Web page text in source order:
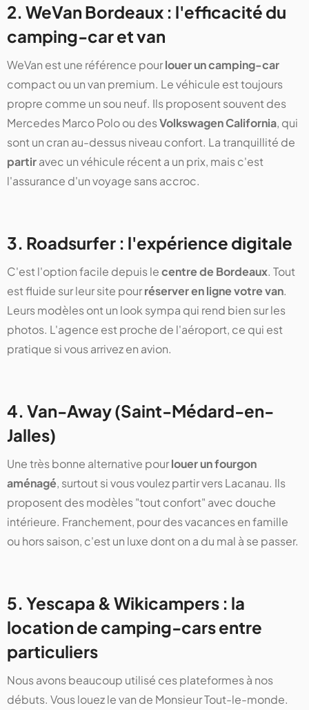
2. WeVan Bordeaux : l'efficacité du
camping-car et van
WeVan est une référence pourlouer un camping-car
compact ou un van premium. Le véhicule est toujours
propre comme un sou neuf. Ils proposent souvent des
Mercedes Marco Polo ou desVolkswagen California, qui
sont un cran au-dessus niveau confort. La tranquillité de
partiravec un véhicule récent a un prix, mais c'est
l'assurance d'un voyage sans accroc.
3. Roadsurfer : l'expérience digitale
C'est l'option facile depuis lecentre de Bordeaux. Tout
est fluide sur leur site pourréserver en ligne votre van.
Leurs modèles ont un look sympa qui rend bien sur les
photos. L'agence est proche de l'aéroport, ce qui est
pratique si vous arrivez en avion.
4. Van-Away (Saint-Médard-en-
Jalles)
Une très bonne alternative pourlouer un fourgon
aménagé, surtout si vous voulez partir vers Lacanau. Ils
proposent des modèles "tout confort" avec douche
intérieure. Franchement, pour des vacances en famille
ou hors saison, c'est un luxe dont on a du mal à se passer.
5. Yescapa & Wikicampers : la
location de camping-cars entre
particuliers
Nous avons beaucoup utilisé ces plateformes à nos
débuts. Vous louez le van de Monsieur Tout-le-monde.